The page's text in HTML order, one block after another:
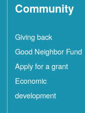
Community
Giving back
Good Neighbor Fund
Apply for a grant
Economic
development